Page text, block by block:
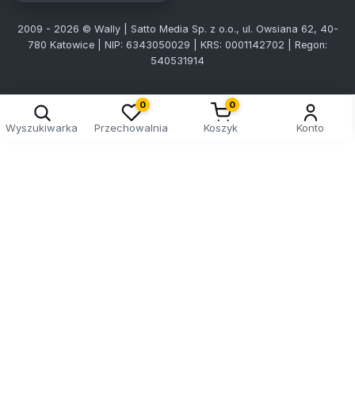
2009 - 2026 © Wally | Satto Media Sp. z o.o., ul. Owsiana 62, 40-
780 Katowice | NIP: 6343050029 | KRS: 0001142702 | Regon:
540531914
Wyszukiwarka
0
Przechowalnia
0
Koszyk Konto